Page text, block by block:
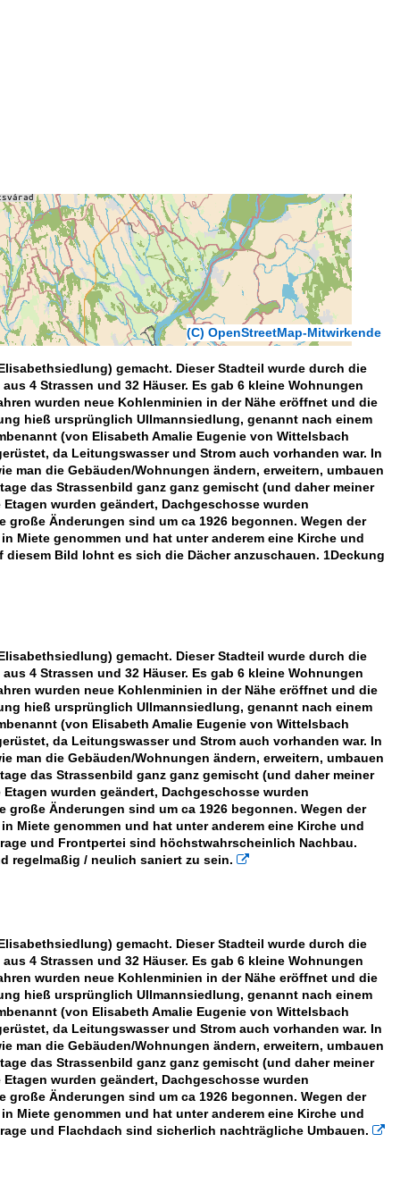
(C) OpenStreetMap-Mitwirkende
gemacht. Dieser Stadteil wurde durch die
4 Strassen und 32 Häuser. Es gab 6 kleine Wohnungen
wurden neue Kohlenminien in der Nähe eröffnet und die
hieß ursprünglich Ullmannsiedlung, genannt nach einem
(von Elisabeth Amalie Eugenie von Wittelsbach
da Leitungswasser und Strom auch vorhanden war. In
man die Gebäuden/Wohnungen ändern, erweitern, umbauen
das Strassenbild ganz ganz gemischt (und daher meiner
wurden geändert, Dachgeschosse wurden
Änderungen sind um ca 1926 begonnen. Wegen der
Miete genommen und hat unter anderem eine Kirche und
Bild lohnt es sich die Dächer anzuschauen. 1Deckung
gemacht. Dieser Stadteil wurde durch die
4 Strassen und 32 Häuser. Es gab 6 kleine Wohnungen
wurden neue Kohlenminien in der Nähe eröffnet und die
hieß ursprünglich Ullmannsiedlung, genannt nach einem
(von Elisabeth Amalie Eugenie von Wittelsbach
da Leitungswasser und Strom auch vorhanden war. In
man die Gebäuden/Wohnungen ändern, erweitern, umbauen
das Strassenbild ganz ganz gemischt (und daher meiner
wurden geändert, Dachgeschosse wurden
Änderungen sind um ca 1926 begonnen. Wegen der
Miete genommen und hat unter anderem eine Kirche und
und Frontpertei sind höchstwahrscheinlich Nachbau.
regelmaßig / neulich saniert zu sein. 
gemacht. Dieser Stadteil wurde durch die
4 Strassen und 32 Häuser. Es gab 6 kleine Wohnungen
wurden neue Kohlenminien in der Nähe eröffnet und die
hieß ursprünglich Ullmannsiedlung, genannt nach einem
(von Elisabeth Amalie Eugenie von Wittelsbach
da Leitungswasser und Strom auch vorhanden war. In
man die Gebäuden/Wohnungen ändern, erweitern, umbauen
das Strassenbild ganz ganz gemischt (und daher meiner
wurden geändert, Dachgeschosse wurden
Änderungen sind um ca 1926 begonnen. Wegen der
Miete genommen und hat unter anderem eine Kirche und
und Flachdach sind sicherlich nachträgliche Umbauen. 